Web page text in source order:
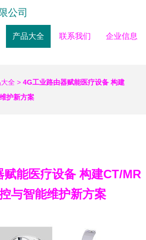
公司
产品大全 联系我们 企业信息
全 > 4G工业路由器赋能医疗设备 构建
护新方案
赋能医疗设备 构建CT/MR
与智能维护新方案